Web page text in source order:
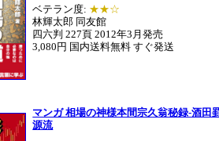
ベテラン度: ★★☆
林輝太郎 同友館
四六判 227頁 2012年3月発売
3,080円 国内送料無料 すぐ発送
マンガ 相場の神様本間宗久翁秘録-酒田
源流